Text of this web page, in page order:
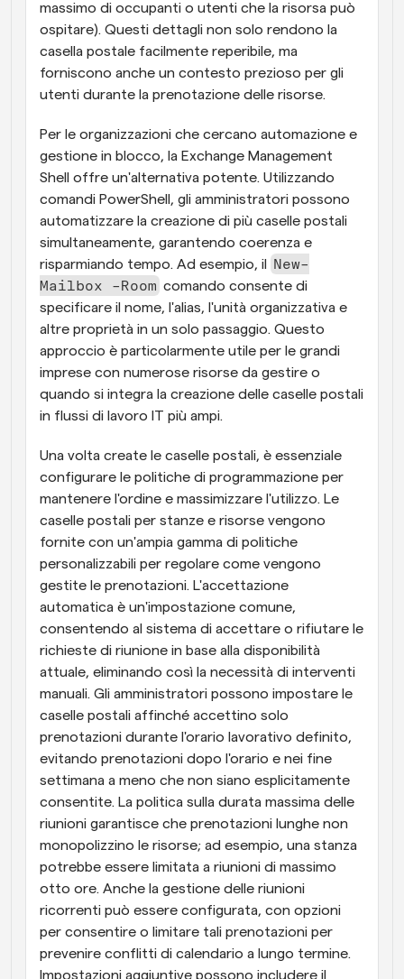
massimo di occupanti o utenti che la risorsa può
ospitare). Questi dettagli non solo rendono la
casella postale facilmente reperibile, ma
forniscono anche un contesto prezioso per gli
utenti durante la prenotazione delle risorse.
Per le organizzazioni che cercano automazione e
gestione in blocco, la Exchange Management
Shell offre un'alternativa potente. Utilizzando
comandi PowerShell, gli amministratori possono
automatizzare la creazione di più caselle postali
simultaneamente, garantendo coerenza e
risparmiando tempo. Ad esempio, il
New-
Mailbox -Room comando consente di
specificare il nome, l'alias, l'unità organizzativa e
altre proprietà in un solo passaggio. Questo
approccio è particolarmente utile per le grandi
imprese con numerose risorse da gestire o
quando si integra la creazione delle caselle postali
in flussi di lavoro IT più ampi.
Una volta create le caselle postali, è essenziale
configurare le politiche di programmazione per
mantenere l'ordine e massimizzare l'utilizzo. Le
caselle postali per stanze e risorse vengono
fornite con un'ampia gamma di politiche
personalizzabili per regolare come vengono
gestite le prenotazioni. L'accettazione
automatica è un'impostazione comune,
consentendo al sistema di accettare o rifiutare le
richieste di riunione in base alla disponibilità
attuale, eliminando così la necessità di interventi
manuali. Gli amministratori possono impostare le
caselle postali affinché accettino solo
prenotazioni durante l'orario lavorativo definito,
evitando prenotazioni dopo l'orario e nei fine
settimana a meno che non siano esplicitamente
consentite. La politica sulla durata massima delle
riunioni garantisce che prenotazioni lunghe non
monopolizzino le risorse; ad esempio, una stanza
potrebbe essere limitata a riunioni di massimo
otto ore. Anche la gestione delle riunioni
ricorrenti può essere configurata, con opzioni
per consentire o limitare tali prenotazioni per
prevenire conflitti di calendario a lungo termine.
Impostazioni aggiuntive possono includere il